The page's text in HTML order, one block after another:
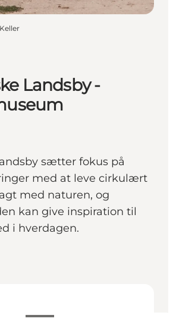
Landsby -
sætter fokus på
med at leve cirkulært
med naturen, og
kan give inspiration til
i hverdagen.